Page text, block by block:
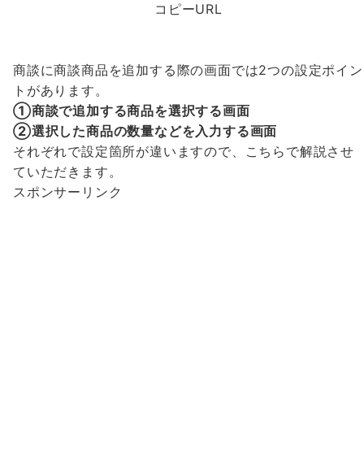
コピーURL
商談に商談商品を追加する際の画面では2つの設定ポイン
トがあります。
①商談で追加する商品を選択する画面
②選択した商品の数量などを入力する画面
それぞれで設定箇所が違いますので、こちらで解説させ
ていただきます。
スポンサーリンク